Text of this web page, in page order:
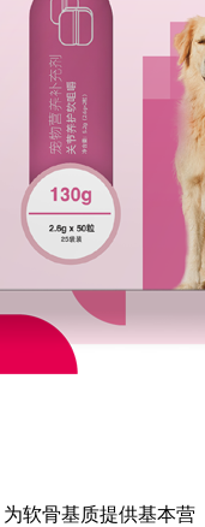
软骨基质提供基本营